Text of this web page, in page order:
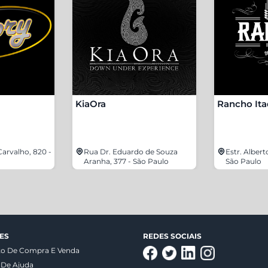
820 -
KiaOra
Rua Dr. Eduardo de Souza
Aranha, 377 - São Paulo
Rancho
Estr.
São Paulo
De Compra E Venda
Ajuda
REDES SOCIAIS